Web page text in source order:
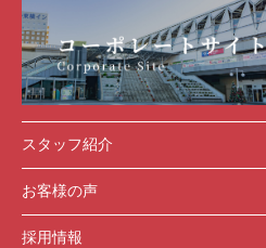
スタッフ紹介
お客様の声
採用情報